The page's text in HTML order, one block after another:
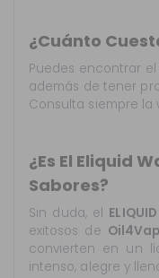
¿Cuánto
Puedes encontrar el
además de tener
Consulta siempre la
¿Es El Eliquid
Sabores?
Sin duda, el
exitosos de Oil4Vap
convierten en un
intenso, alegre y